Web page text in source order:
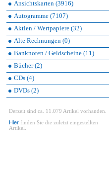
Ansichtskarten (3916)
Autogramme (7107)
Aktien / Wertpapiere (32)
Alte Rechnungen (0)
Banknoten / Geldscheine (11)
Bücher (2)
CDs (4)
DVDs (2)
Derzeit sind ca. 11.079 Artikel vorhanden.
Hier finden Sie die zuletzt eingestellten
Artikel.